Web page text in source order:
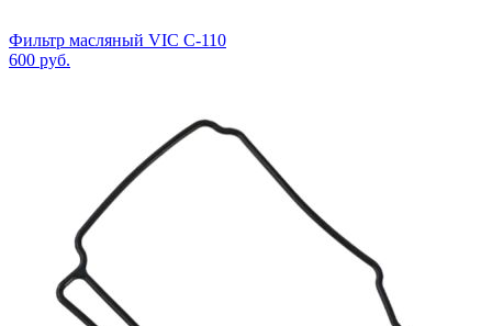
Фильтр масляный VIC C-110
600 руб.